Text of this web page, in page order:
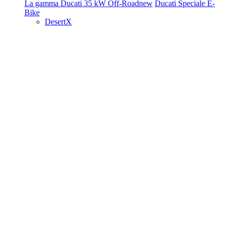
La gamma Ducati 35 kW Off-Roadnew Ducati Speciale E-
Bike
DesertX